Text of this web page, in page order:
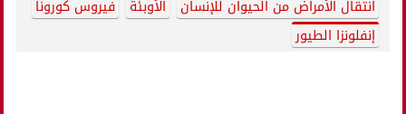
انتقال الأمراض من الحيوان للإنسان
الأوبئة
فيروس كورونا
إنفلونزا الطيور